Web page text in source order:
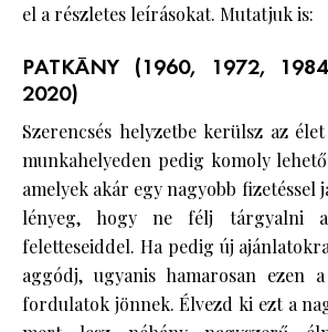
el a részletes leírásokat. Mutatjuk is:
PATKÁNY (1960, 1972,
2020)
Szerencsés helyzetbe kerülsz az
munkahelyeden pedig komoly
amelyek akár egy nagyobb fizetéssel
lényeg, hogy ne félj tárgyalni
feletteseiddel. Ha pedig új
aggódj, ugyanis hamarosan ezen
fordulatok jönnek. Élvezd ki ezt a